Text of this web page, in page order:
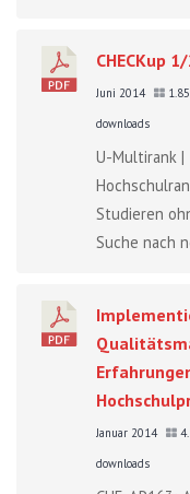
CHECKup
Juni 2014
downloads
U-Multirank |
Studieren
Suche nach
Januar 2014
downloads